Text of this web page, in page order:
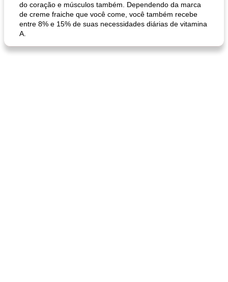
pão plano (out)
do coração e músculos também. Dependendo da marca
de creme fraiche que você come, você também recebe
entre 8% e 15% de suas necessidades diárias de vitamina
A.